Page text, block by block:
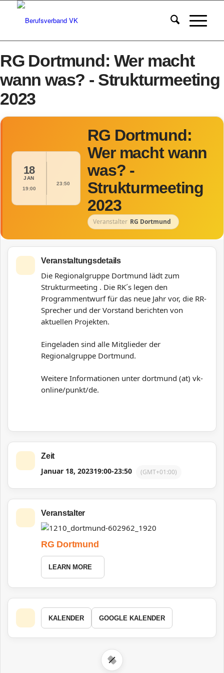
RG Dortmund: Wer macht
wann was? - Strukturmeeting
2023
18
JAN
19:00
23:50
RG Dortmund:
Wer macht wann
was? -
Strukturmeeting
2023
Veranstalter RG Dortmund
Veranstaltungsdetails
Die Regionalgruppe Dortmund lädt zum
Strukturmeeting . Die RK´s legen den
Programmentwurf für das neue Jahr vor, die RR-
Sprecher und der Vorstand berichten von
aktuellen Projekten.
Eingeladen sind alle Mitglieder der
Regionalgruppe Dortmund.
Weitere Informationen unter dortmund (at) vk-
online/punkt/de.
Zeit
Januar 18, 202319:00-23:50 (GMT+01:00)
Veranstalter
RG Dortmund
LEARN MORE
KALENDER GOOGLE KALENDER